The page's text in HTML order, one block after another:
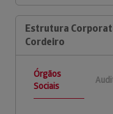
Estrutura
Cordeiro
Órgãos
Sociais